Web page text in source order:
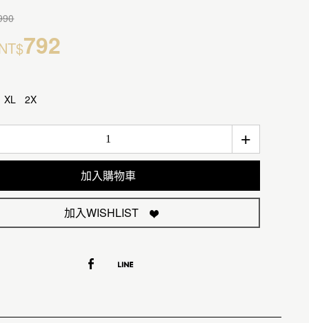
792
XL 2X
+
加入購物車
加入WISHLIST